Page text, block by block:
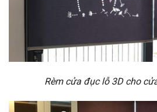
Rèm cửa đục lỗ 3D cho